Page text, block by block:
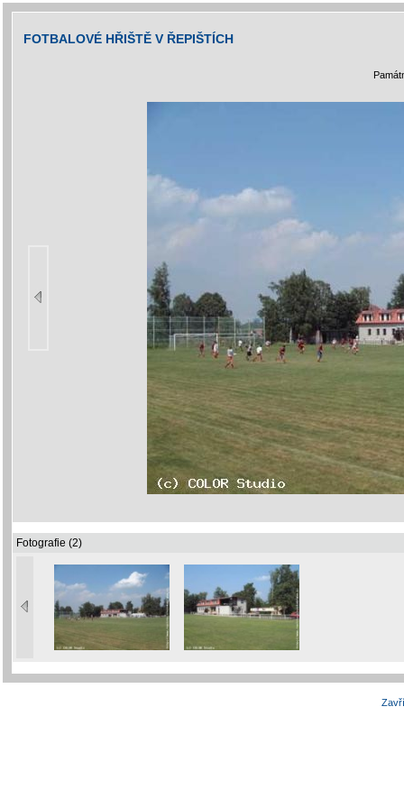
FOTBALOVÉ HŘIŠTĚ V ŘEPIŠTÍCH
Fotografie (2)